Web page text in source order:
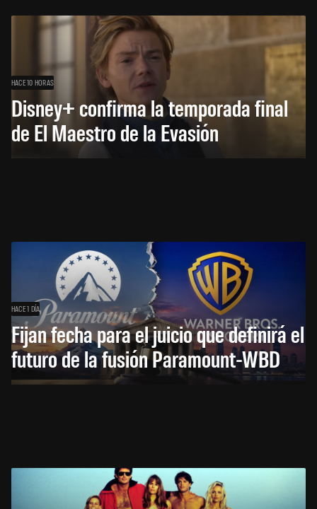
HACE 10 HORAS
Disney+ confirma la temporada final
de El Maestro de la Evasión
HACE 1 DÍA
Fijan fecha para el juicio que definirá el
futuro de la fusión Paramount-WBD